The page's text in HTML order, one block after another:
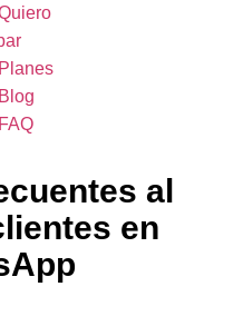
Planes
Blog
FAQ
al
en